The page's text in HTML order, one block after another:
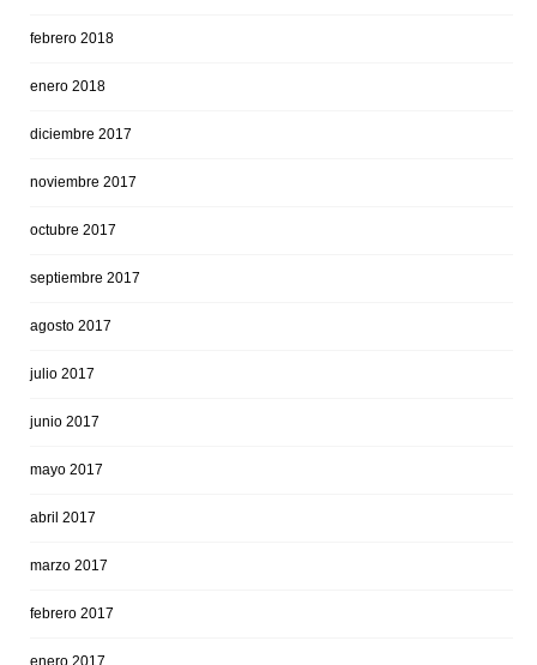
febrero 2018
enero 2018
diciembre 2017
noviembre 2017
octubre 2017
septiembre 2017
agosto 2017
julio 2017
junio 2017
mayo 2017
abril 2017
marzo 2017
febrero 2017
enero 2017